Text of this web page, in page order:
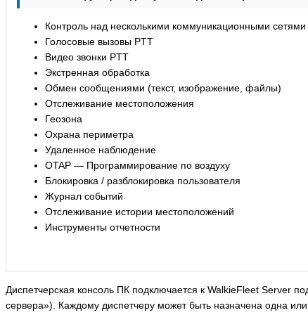
Контроль над несколькими коммуникационными сетями
Голосовые вызовы PTT
Видео звонки PTT
Экстренная обработка
Обмен сообщениями (текст, изображение, файлы)
Отслеживание местоположения
Геозона
Охрана периметра
Удаленное наблюдение
OTAP — Программирование по воздуху
Блокировка / разблокировка пользователя
Журнал событий
Отслеживание истории местоположений
Инструменты отчетности
Диспетчерская консоль ПК подключается к WalkieFleet Server
сервера»). Каждому диспетчеру может быть назначена одна